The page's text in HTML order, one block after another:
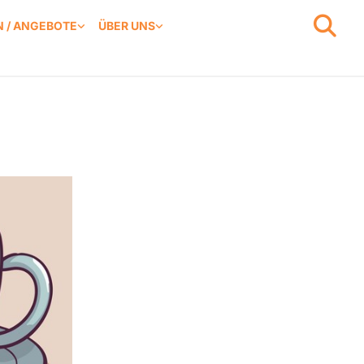
/ ANGEBOTE ÜBER UNS